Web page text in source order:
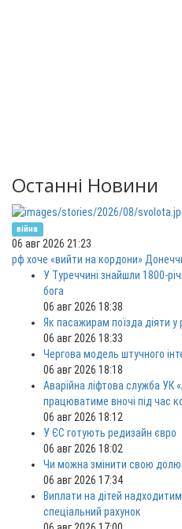
Останні Новини
війна
06 авг 2026 21:23
рф хоче «вийти на кордони»
У Туреччині знайшли 1800-
бога
06 авг 2026 18:38
Як пасажирам поїзда діяти у
06 авг 2026 18:33
Чергова модель штучного
06 авг 2026 18:18
Аварійна ліфтова служба УК
працюватиме вночі під час
06 авг 2026 18:12
У ЄС готують редизайн євро
06 авг 2026 18:02
Чи можна змінити свою долю
06 авг 2026 17:34
Виплати на дітей
спеціальний рахунок